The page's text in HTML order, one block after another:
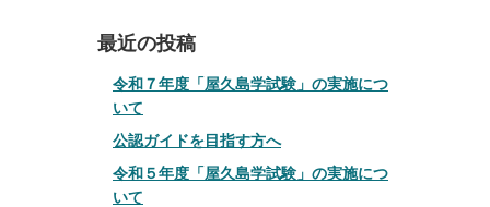
最近の投稿
令和７年度「屋久島学試験」の実施につ
いて
公認ガイドを目指す方へ
令和５年度「屋久島学試験」の実施につ
いて